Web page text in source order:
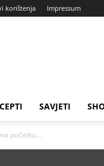
korištenja Impressum
SAVJETI
početku...